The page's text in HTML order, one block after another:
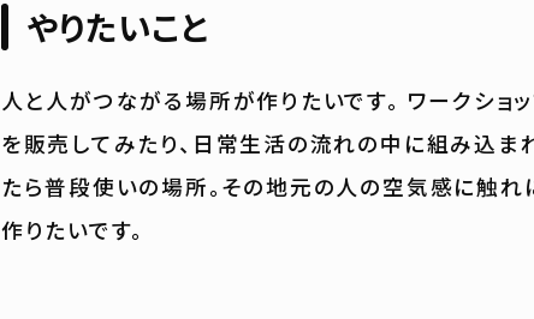
やりたいこと
人と人がつながる場所が作りたいです。 ワークショ
を販売してみたり、日常生活の流れの中に組み込ま
たら普段使いの場所。その地元の人の空気感に触れ
作りたいです。